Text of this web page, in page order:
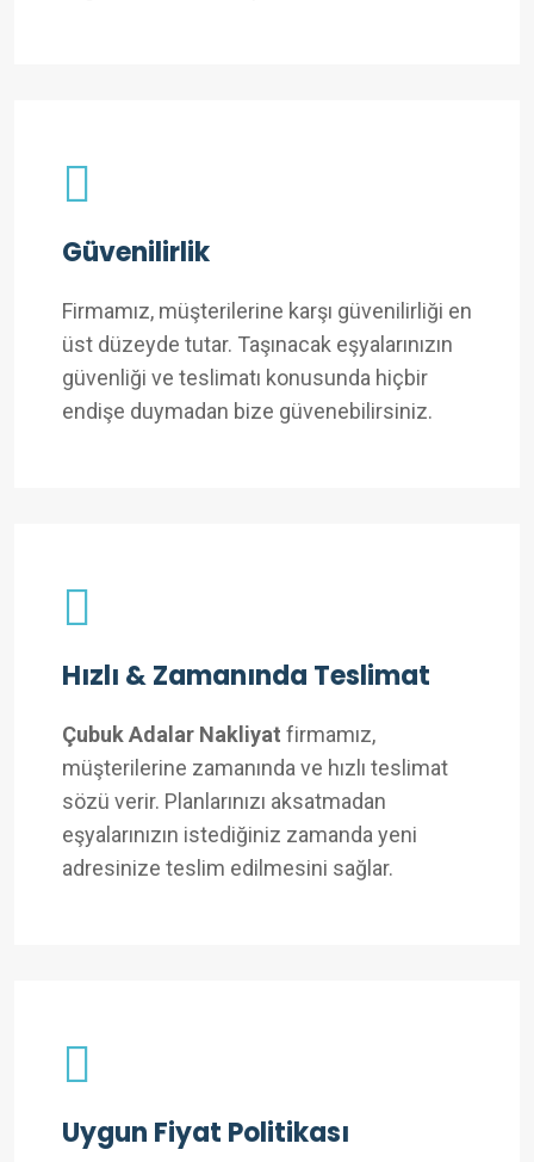
Güvenilirlik
Firmamız, müşterilerine karşı güvenilirliği en
üst düzeyde tutar. Taşınacak eşyalarınızın
güvenliği ve teslimatı konusunda hiçbir
endişe duymadan bize güvenebilirsiniz.
Hızlı & Zamanında Teslimat
Çubuk Adalar Nakliyat firmamız,
müşterilerine zamanında ve hızlı teslimat
sözü verir. Planlarınızı aksatmadan
eşyalarınızın istediğiniz zamanda yeni
adresinize teslim edilmesini sağlar.
Uygun Fiyat Politikası